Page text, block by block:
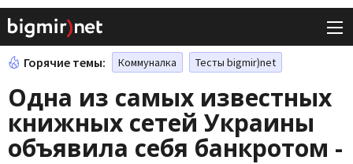
Горячие темы: Коммуналка Тесты bigmir)net
Одна из самых известных
книжных сетей Украины
объявила себя банкротом -